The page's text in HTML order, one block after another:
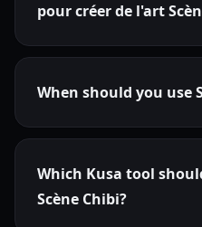
pour créer de l'art
When should you use
Which Kusa tool
Scène Chibi?